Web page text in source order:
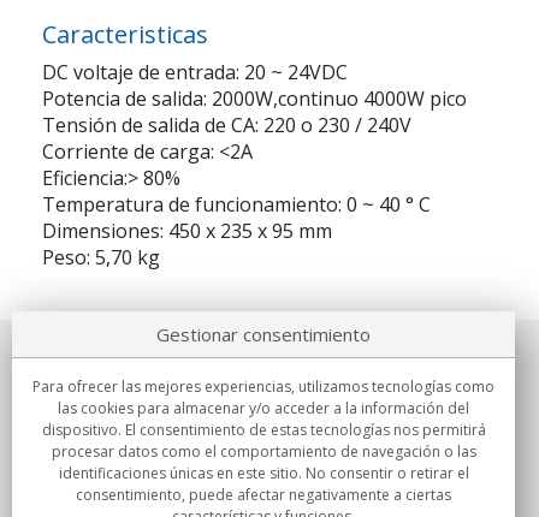
Caracteristicas
DC voltaje de entrada: 20 ~ 24VDC
Potencia de salida: 2000W,continuo 4000W pico
Tensión de salida de CA: 220 o 230 / 240V
Corriente de carga: <2A
Eficiencia:> 80%
Temperatura de funcionamiento: 0 ~ 40 ° C
Dimensiones: 450 x 235 x 95 mm
Peso: 5,70 kg
Sobre nosotros
Compromisos
Compras
Gestionar consentimiento
Para ofrecer las mejores experiencias, utilizamos tecnologías como
las cookies para almacenar y/o acceder a la información del
dispositivo. El consentimiento de estas tecnologías nos permitirá
procesar datos como el comportamiento de navegación o las
identificaciones únicas en este sitio. No consentir o retirar el
consentimiento, puede afectar negativamente a ciertas